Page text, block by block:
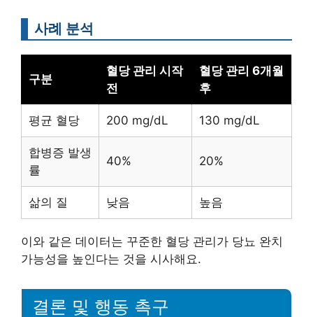
사례 분석
구분
혈당 관리 시작
전
혈당 관리 6개월
후
평균 혈당 200 mg/dL 130 mg/dL
합병증 발생
률
40% 20%
삶의 질 낮음 높음
이와 같은 데이터는 꾸준한 혈당 관리가 당뇨 완치
가능성을 높인다는 것을 시사해요.
결론 및 행동 촉구